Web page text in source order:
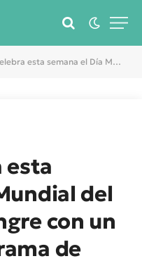
el Día Mundial del Donante de Sangre con un completo programa de actividades
esta
del
con un
de